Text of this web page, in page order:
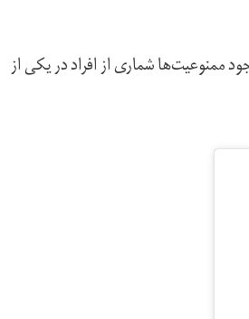
ممنوعیت‌ها شماری از افراد در یکی از